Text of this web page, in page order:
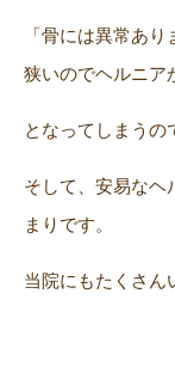
「骨には異常あ
狭いのでヘルニア
となってしまうの
そして、安易なヘ
まりです。
当院にもたくさん